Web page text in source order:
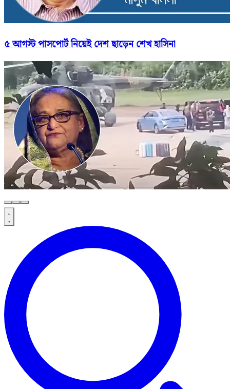
৫ আগস্ট পাসপোর্ট নিয়েই দেশ ছাড়েন শেখ হাসিনা